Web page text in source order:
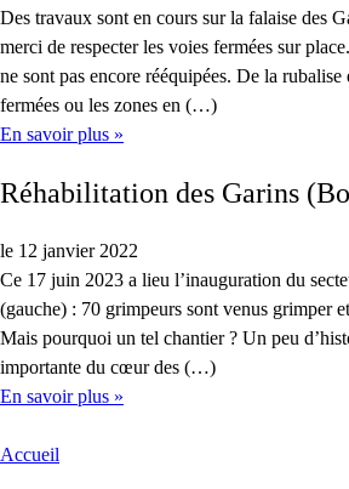
Des travaux sont en cours sur la falaise des
merci de respecter les voies fermées sur
ne sont pas encore rééquipées. De la rubalise
fermées ou les zones en (…)
En savoir plus »
Réhabilitation des Garins
le 12 janvier 2022
Ce 17 juin 2023 a lieu l’inauguration du
(gauche) : 70 grimpeurs sont venus grimper
Mais pourquoi un tel chantier ? Un peu
importante du cœur des (…)
En savoir plus »
Accueil